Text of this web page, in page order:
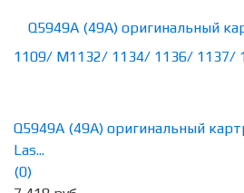
Q5949A (49A) оригинальный
Las...
(0)